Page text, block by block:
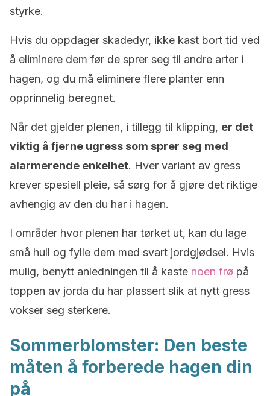
styrke.
Hvis du oppdager skadedyr, ikke kast bort tid ved
å eliminere dem før de sprer seg til andre arter i
hagen, og du må eliminere flere planter enn
opprinnelig beregnet.
Når det gjelder plenen, i tillegg til klipping, er det
viktig å fjerne ugress som sprer seg med
alarmerende enkelhet. Hver variant av gress
krever spesiell pleie, så sørg for å gjøre det riktige
avhengig av den du har i hagen.
I områder hvor plenen har tørket ut, kan du lage
små hull og fylle dem med svart jordgjødsel. Hvis
mulig, benytt anledningen til å kaste noen frø på
toppen av jorda du har plassert slik at nytt gress
vokser seg sterkere.
Sommerblomster: Den beste
måten å forberede hagen din
på